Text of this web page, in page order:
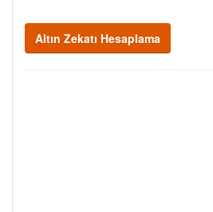
Altın Zekatı Hesaplama